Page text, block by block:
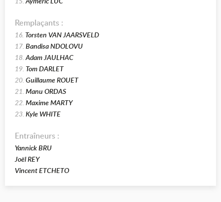
Remplaçants :
16. Torsten VAN JAARSVELD
17. Bandisa NDOLOVU
18.Adam JAULHAC
19. Tom DARLET
20. Guillaume ROUET
21. Manu ORDAS
22. Maxime MARTY
23. Kyle WHITE
Entraîneurs :
Yannick BRU
Joël REY
Vincent ETCHETO